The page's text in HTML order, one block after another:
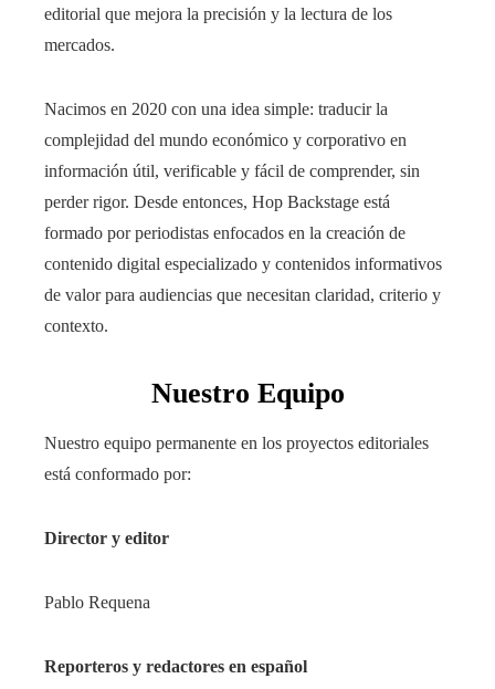
editorial que mejora la precisión y la lectura de los
mercados.
Nacimos en 2020 con una idea simple: traducir la
complejidad del mundo económico y corporativo en
información útil, verificable y fácil de comprender, sin
perder rigor. Desde entonces, Hop Backstage está
formado por periodistas enfocados en la creación de
contenido digital especializado y contenidos informativos
de valor para audiencias que necesitan claridad, criterio y
contexto.
Nuestro Equipo
Nuestro equipo permanente en los proyectos editoriales
está conformado por:
Director y editor
Pablo Requena
Reporteros y redactores en español